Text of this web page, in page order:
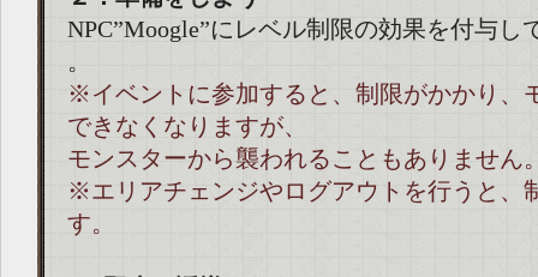
NPC”Moogle”にレベル制限の効果を付与し
。
※イベントに参加すると、制限がかかり、
できなくなりますが、
モンスターから襲われることもありません
※エリアチェンジやログアウトを行うと、
す。